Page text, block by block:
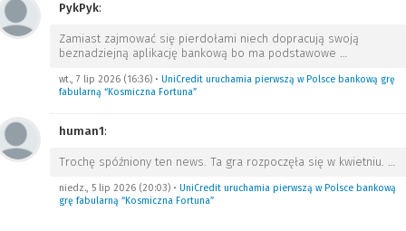
PykPyk:
Zamiast zajmować się pierdołami niech dopracują swoją
beznadziejną aplikację bankową bo ma podstawowe …
wt., 7 lip 2026 (16:36) • UniCredit uruchamia pierwszą w Polsce bankową grę
fabularną “Kosmiczna Fortuna”
human1:
Trochę spóźniony ten news. Ta gra rozpoczęła się w kwietniu. …
niedz., 5 lip 2026 (20:03) • UniCredit uruchamia pierwszą w Polsce bankową
grę fabularną “Kosmiczna Fortuna”